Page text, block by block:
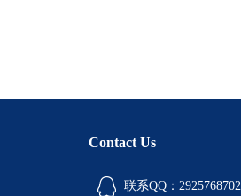
Contact Us
联系QQ：2925768702